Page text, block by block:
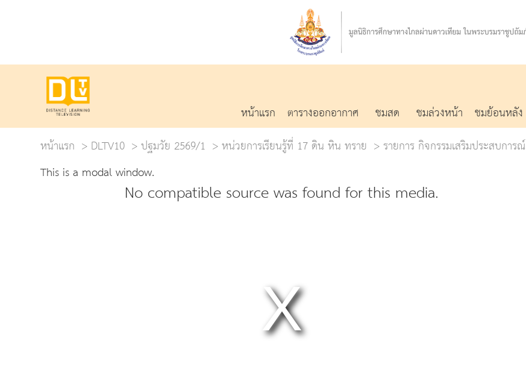
หน้าแรก ตารางออกอากาศ ชมสด ชมล่วงหน้า ชมย้อนหลัง
หน้าแรก
DLTV10 ปฐมวัย 2569/1 หน่วยการเรียนรู้ที่ 17 ดิน หิน ทราย
รายการ กิจกรรมเสริมประสบการณ์
This is a modal window.
No compatible source was found for this media.